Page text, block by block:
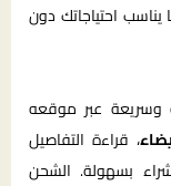
احتياجاتك دون
وسريعة عبر موقعه
، قراءة التفاصيل
بسهولة. الشحن